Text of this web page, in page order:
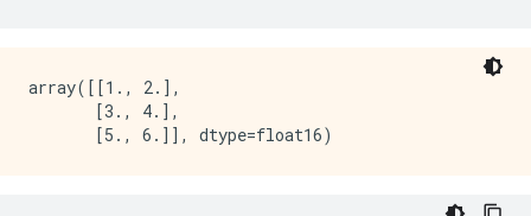
array([[1., 2.],
       [3., 4.],